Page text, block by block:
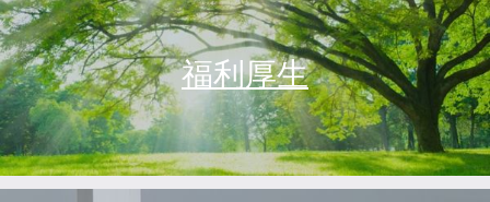
福利厚生